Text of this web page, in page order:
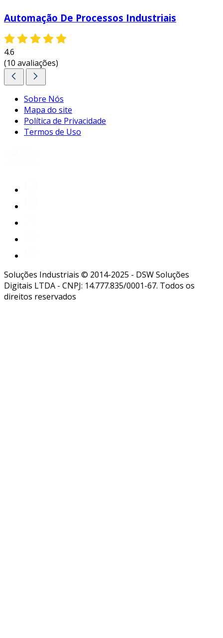
Automação De Processos Industriais
4.6
(10 avaliações)
Sobre Nós
Mapa do site
Política de Privacidade
Termos de Uso
Soluções Industriais © 2014-2025 - DSW Soluções
Digitais LTDA - CNPJ: 14.777.835/0001-67. Todos os
direitos reservados